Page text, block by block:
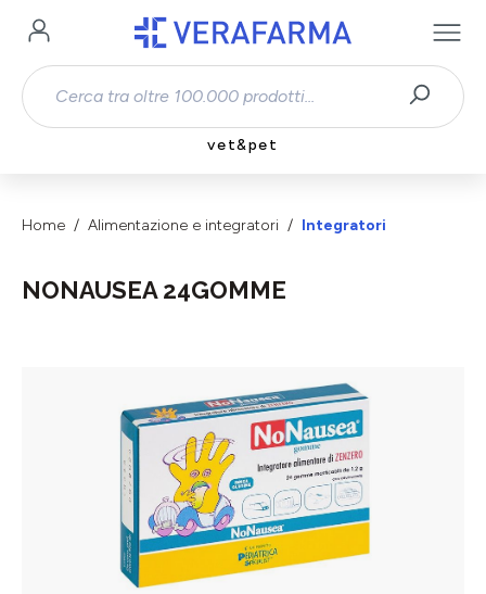
Passa al contenuto principale
vet&pet
Home Alimentazione e integratori Integratori
NONAUSEA 24GOMME